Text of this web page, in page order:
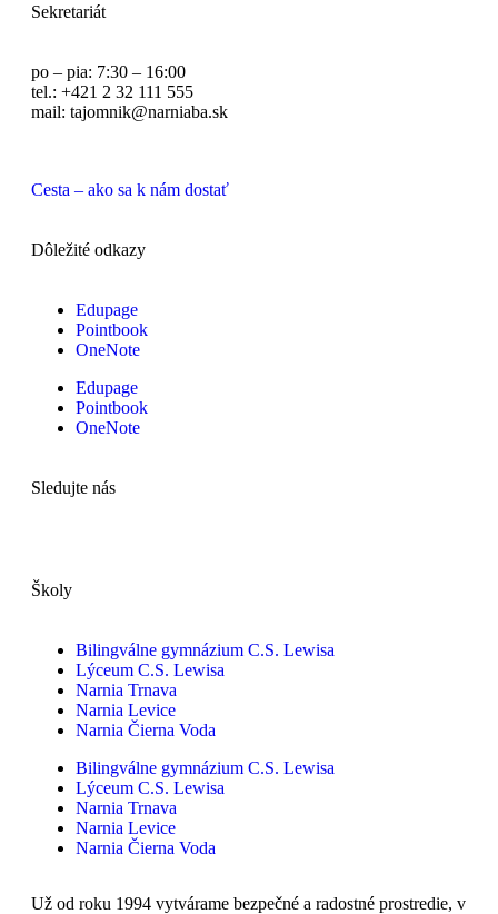
Sekretariát
po – pia: 7:30 – 16:00
tel.: +421 2 32 111 555
mail: tajomnik@narniaba.sk
Cesta – ako sa k nám dostať
Dôležité odkazy
Edupage
Pointbook
OneNote
Edupage
Pointbook
OneNote
Sledujte nás
Školy
Bilingválne gymnázium C.S. Lewisa
Lýceum C.S. Lewisa
Narnia Trnava
Narnia Levice
Narnia Čierna Voda
Bilingválne gymnázium C.S. Lewisa
Lýceum C.S. Lewisa
Narnia Trnava
Narnia Levice
Narnia Čierna Voda
Už od roku 1994 vytvárame bezpečné a radostné prostredie, v